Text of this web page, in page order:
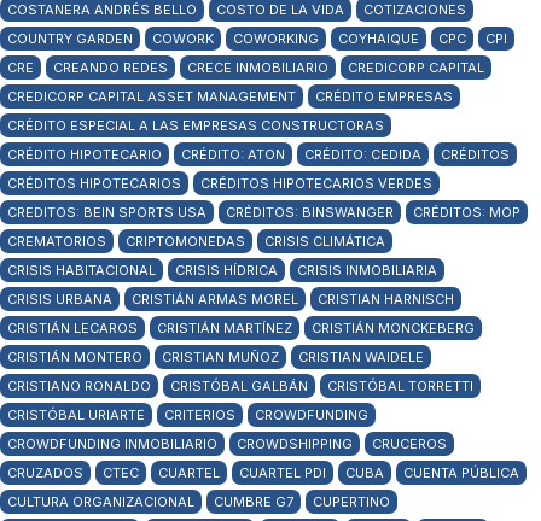
COSTANERA ANDRÉS BELLO
COSTO DE LA VIDA
COTIZACIONES
COUNTRY GARDEN
COWORK COWORKING COYHAIQUE CPC
CPI
CRE
CREANDO REDES CRECE INMOBILIARIO
CREDICORP CAPITAL
CREDICORP CAPITAL ASSET MANAGEMENT
CRÉDITO EMPRESAS
CRÉDITO ESPECIAL A LAS EMPRESAS CONSTRUCTORAS
CRÉDITO HIPOTECARIO
CRÉDITO: ATON CRÉDITO: CEDIDA
CRÉDITOS
CRÉDITOS HIPOTECARIOS
CRÉDITOS HIPOTECARIOS VERDES
CREDITOS: BEIN SPORTS USA
CRÉDITOS: BINSWANGER
CRÉDITOS: MOP
CREMATORIOS
CRIPTOMONEDAS
CRISIS CLIMÁTICA
CRISIS HABITACIONAL
CRISIS HÍDRICA
CRISIS INMOBILIARIA
CRISIS URBANA
CRISTIÁN ARMAS MOREL
CRISTIAN HARNISCH
CRISTIÁN LECAROS
CRISTIÁN MARTÍNEZ
CRISTIÁN MONCKEBERG
CRISTIÁN MONTERO
CRISTIAN MUÑOZ
CRISTIAN WAIDELE
CRISTIANO RONALDO
CRISTÓBAL GALBÁN
CRISTÓBAL TORRETTI
CRISTÓBAL URIARTE
CRITERIOS
CROWDFUNDING
CROWDFUNDING INMOBILIARIO
CROWDSHIPPING
CRUCEROS
CRUZADOS
CTEC CUARTEL CUARTEL PDI CUBA
CUENTA PÚBLICA
CULTURA ORGANIZACIONAL
CUMBRE G7
CUPERTINO